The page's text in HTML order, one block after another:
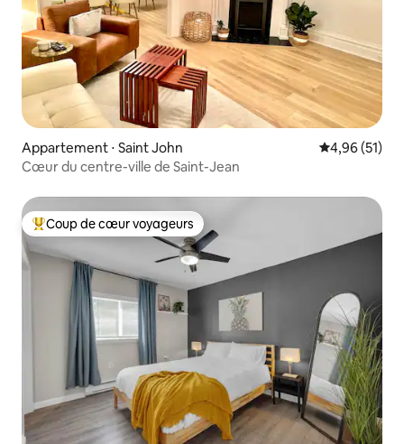
Appartement ⋅ Saint John Évaluation
4,96 (51)
Cœur du centre-ville de Saint-Jean
Coups de cœur voyageurs les plus appréciés
Coup de cœur voyageurs